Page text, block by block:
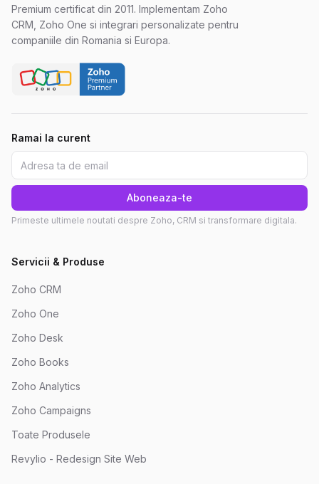
Premium certificat din 2011. Implementam Zoho
CRM, Zoho One si integrari personalizate pentru
companiile din Romania si Europa.
Ramai la curent
Aboneaza-te
Primeste ultimele noutati despre Zoho, CRM si transformare digitala.
Servicii & Produse
Zoho CRM
Zoho One
Zoho Desk
Zoho Books
Zoho Analytics
Zoho Campaigns
Toate Produsele
Revylio - Redesign Site Web